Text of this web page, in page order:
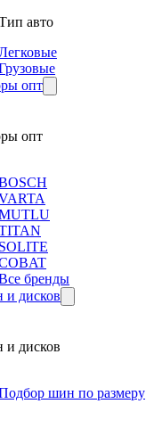
авто
опт
опт
SOLITE
бренды
дисков
дисков
шин по размеру